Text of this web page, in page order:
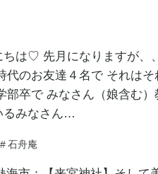
ちは♡ 先月になりますが、
代のお友達４名で それは
卒で みなさん（娘含む
るみなさん…
# 石舟庵